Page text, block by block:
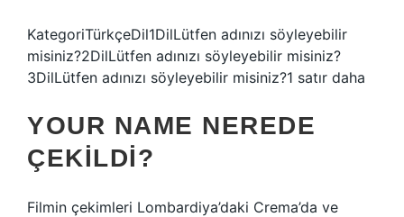
KategoriTürkçeDil1DilLütfen adınızı söyleyebilir
misiniz?2DilLütfen adınızı söyleyebilir misiniz?
3DilLütfen adınızı söyleyebilir misiniz?1 satır daha
YOUR NAME NEREDE
ÇEKILDI?
Filmin çekimleri Lombardiya’daki Crema’da ve